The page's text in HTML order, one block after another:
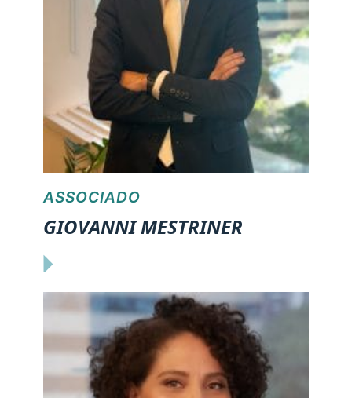
ASSOCIADO
GIOVANNI MESTRINER